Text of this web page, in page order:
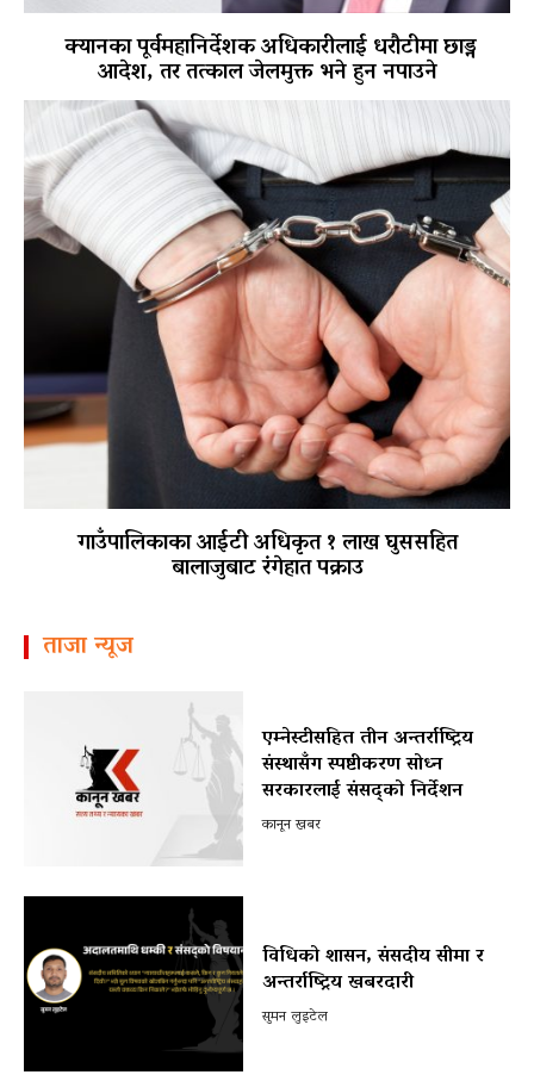
क्यानका पूर्वमहानिर्देशक अधिकारीलाई धरौटीमा छाड्न
आदेश, तर तत्काल जेलमुक्त भने हुन नपाउने
पोखरा विमानस्थल राजस्व घोटाला प्रकरण :
गाउँपालिकाका आईटी अधिकृत १ लाख घुससहित
बालाजुबाट रंगेहात पक्राउ
ताजा न्यूज
एम्नेस्टीसहित तीन अन्तर्राष्ट्रिय
संस्थासँग स्पष्टीकरण सोध्न
सरकारलाई संसद्को निर्देशन
कानून खबर
विधिको शासन, संसदीय सीमा र
अन्तर्राष्ट्रिय खबरदारी
सुमन लुइटेल